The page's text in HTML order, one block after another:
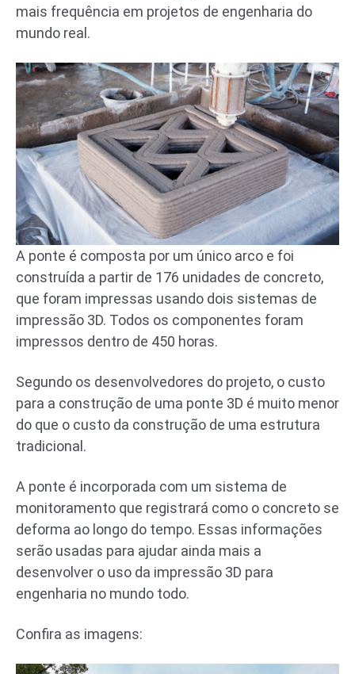
mais frequência em projetos de engenharia do
mundo real.
A ponte é composta por um único arco e foi
construída a partir de 176 unidades de concreto,
que foram impressas usando dois sistemas de
impressão 3D. Todos os componentes foram
impressos dentro de 450 horas.
Segundo os desenvolvedores do projeto, o custo
para a construção de uma ponte 3D é muito menor
do que o custo da construção de uma estrutura
tradicional.
A ponte é incorporada com um sistema de
monitoramento que registrará como o concreto se
deforma ao longo do tempo. Essas informações
serão usadas para ajudar ainda mais a
desenvolver o uso da impressão 3D para
engenharia no mundo todo.
Confira as imagens: